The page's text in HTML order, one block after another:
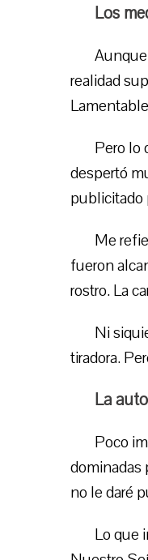
Los
realidad
Pero lo
despertó
publicitado
Me
fueron
rostro. La
Ni
tiradora.
La
Poco
dominadas
no le daré
Lo que